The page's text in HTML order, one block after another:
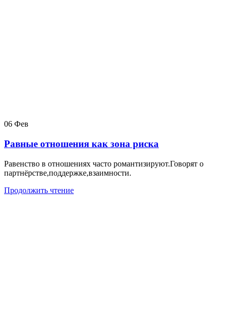
06 Фев
Равные отношения как зона риска
Равенство в отношениях часто романтизируют.Говорят о
партнёрстве,поддержке,взаимности.
Продолжить чтение